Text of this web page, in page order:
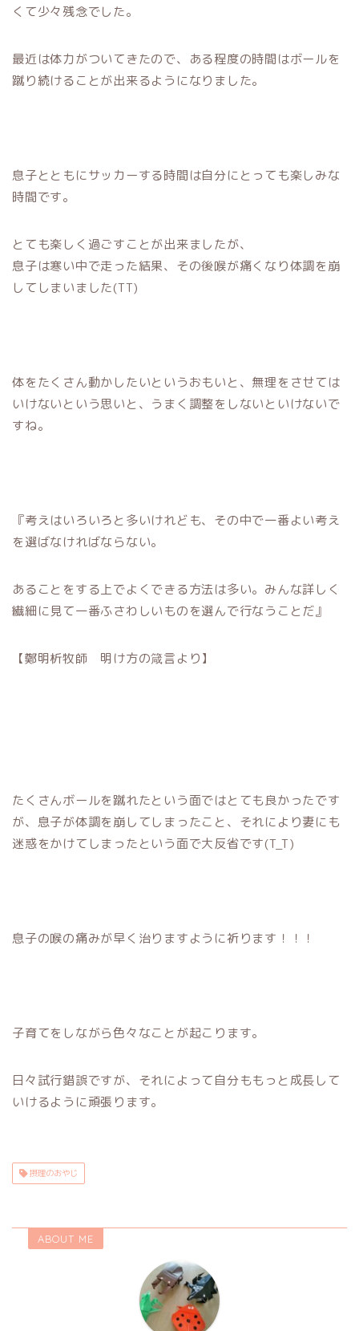
くて少々残念でした。
最近は体力がついてきたので、ある程度の時間はボールを
蹴り続けることが出来るようになりました。
息子とともにサッカーする時間は自分にとっても楽しみな
時間です。
とても楽しく過ごすことが出来ましたが、
息子は寒い中で走った結果、その後喉が痛くなり体調を崩
してしまいました(TT)
体をたくさん動かしたいというおもいと、無理をさせては
いけないという思いと、うまく調整をしないといけないで
すね。
『考えはいろいろと多いけれども、その中で一番よい考え
を選ばなければならない。
あることをする上でよくできる方法は多い。みんな詳しく
繊細に見て一番ふさわしいものを選んで行なうことだ』
【鄭明析牧師 明け方の箴言より】
たくさんボールを蹴れたという面ではとても良かったです
が、息子が体調を崩してしまったこと、それにより妻にも
迷惑をかけてしまったという面で大反省です(T_T)
息子の喉の痛みが早く治りますように祈ります！！！
子育てをしながら色々なことが起こります。
日々試行錯誤ですが、それによって自分ももっと成長して
いけるように頑張ります。
摂理のおやじ
ABOUT ME